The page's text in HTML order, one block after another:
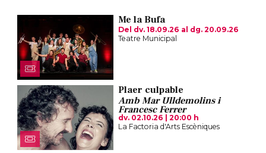
Me la Bufa
Del dv. 18.09.26 al dg. 20.09.26
Teatre Municipal
Plaer culpable
Amb Mar Ulldemolins i
Francesc Ferrer
dv. 02.10.26 |20:00 h
La Factoria d'Arts Escèniques